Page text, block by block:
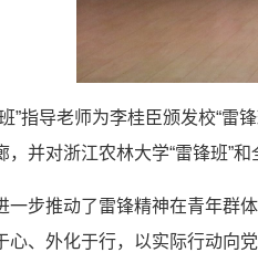
”指导老师为李桂臣颁发校“
并对浙江农林大学“雷锋班”
一步推动了雷锋精神在青年群
心、外化于行，以实际行动向